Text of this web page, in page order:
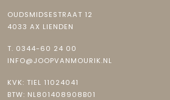
OUDSMIDSESTRAAT 12
4033 AX LIENDEN
T. 0344-60 24 00
INFO@JOOPVANMOURIK.NL
KVK: TIEL 11024041
BTW: NL801408908B01